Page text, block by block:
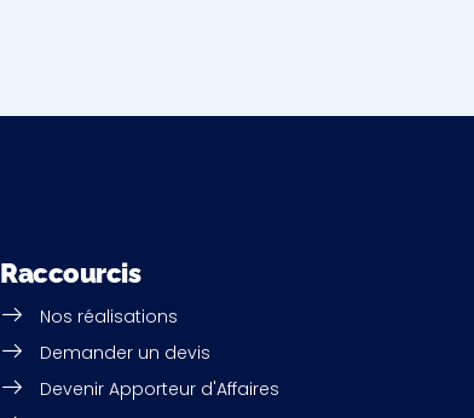
Raccourcis
Nos réalisations
Demander un devis
Devenir Apporteur d'Affaires